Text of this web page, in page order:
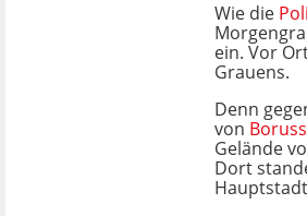
Wie die
ein. Vor
Grauens.
Denn
von
Gelände
Dort